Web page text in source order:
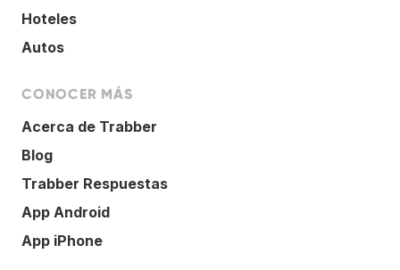
Hoteles
Autos
CONOCER MÁS
Acerca de Trabber
Blog
Trabber Respuestas
App Android
App iPhone